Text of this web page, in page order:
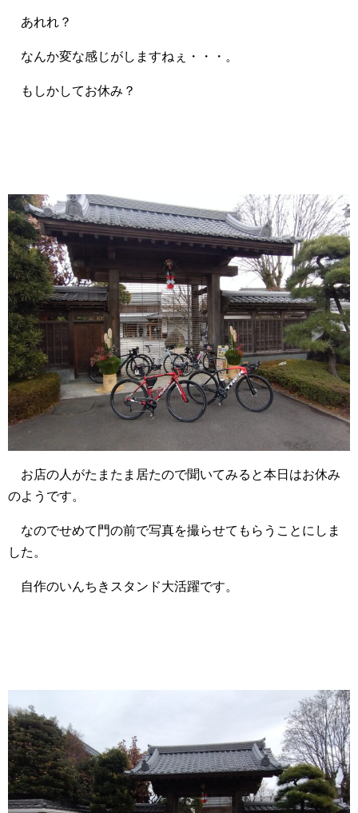
あれれ？
なんか変な感じがしますねぇ・・・。
もしかしてお休み？
お店の人がたまたま居たので聞いてみると本日はお休み
のようです。
なのでせめて門の前で写真を撮らせてもらうことにしま
した。
自作のいんちきスタンド大活躍です。